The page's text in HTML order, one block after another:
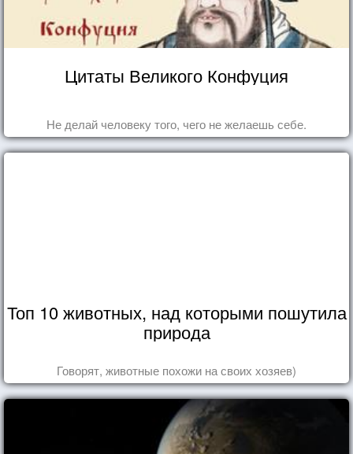
Цитаты Великого Конфуция
Не делай человеку того, чего не желаешь себе.
Топ 10 животных, над которыми пошутила
природа
Говорят, животные похожи на своих хозяев)